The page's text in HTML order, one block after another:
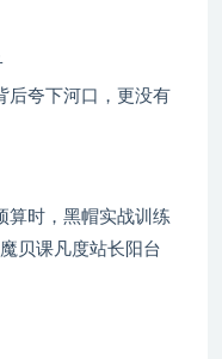
河口，更没有
时，黑帽实战训练
魔贝课凡度站长阳台